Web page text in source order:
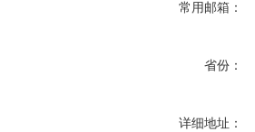
常用邮箱：
省份：
详细地址：